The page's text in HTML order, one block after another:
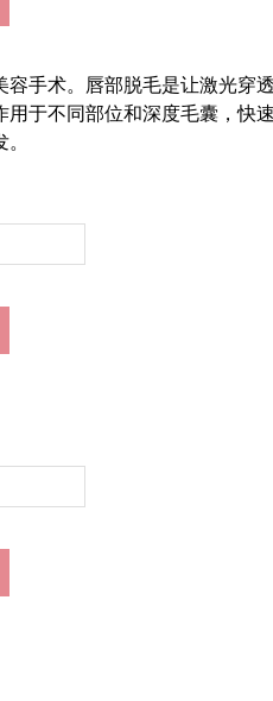
容手术。唇部脱毛是让激光穿
用于不同部位和深度毛囊，快